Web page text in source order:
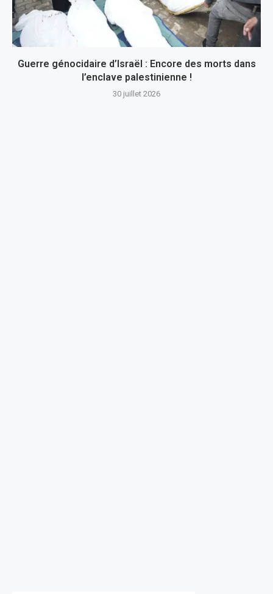
Guerre génocidaire d’Israël : Encore des morts dans
l’enclave palestinienne !
30 juillet 2026